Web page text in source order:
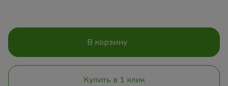
В корзину
Купить в 1 клик